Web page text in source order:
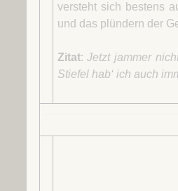
versteht sich bestens
und das plündern der
Zitat: Jetzt jammer
Stiefel hab‘ ich auch